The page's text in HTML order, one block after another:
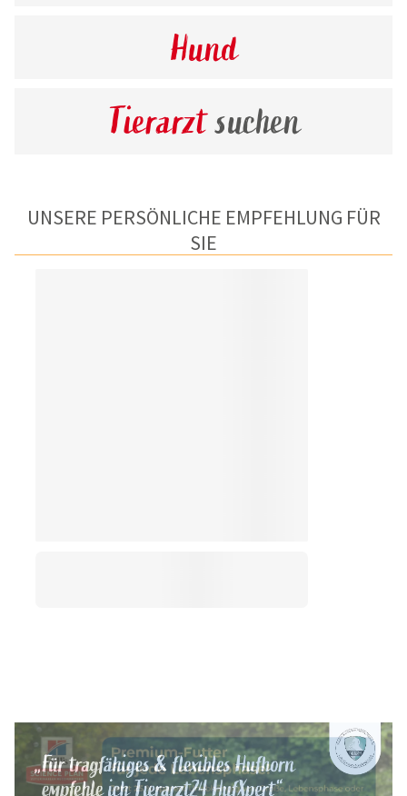
Hund
Tierarztsuchen
UNSERE PERSÖNLICHE EMPFEHLUNG FÜR
SIE